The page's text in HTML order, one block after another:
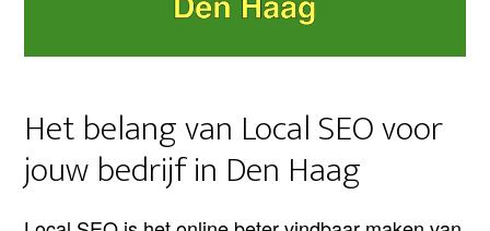
Het belang van Local SEO voor
jouw bedrijf in Den Haag